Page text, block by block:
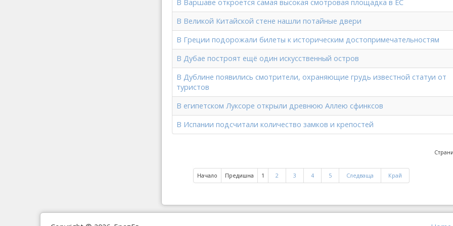
В Варшаве откроется самая высокая смотровая площадка в ЕС
В Великой Китайской стене нашли потайные двери
В Греции подорожали билеты к историческим достопримечательностям
В Дубае построят ещё один искусственный остров
В Дублине появились смотрители, охраняющие грудь известной статуи от
туристов
В египетском Луксоре открыли древнюю Аллею сфинксов
В Испании подсчитали количество замков и крепостей
Начало Предишна 1 2 3 4 5 Следваща Край